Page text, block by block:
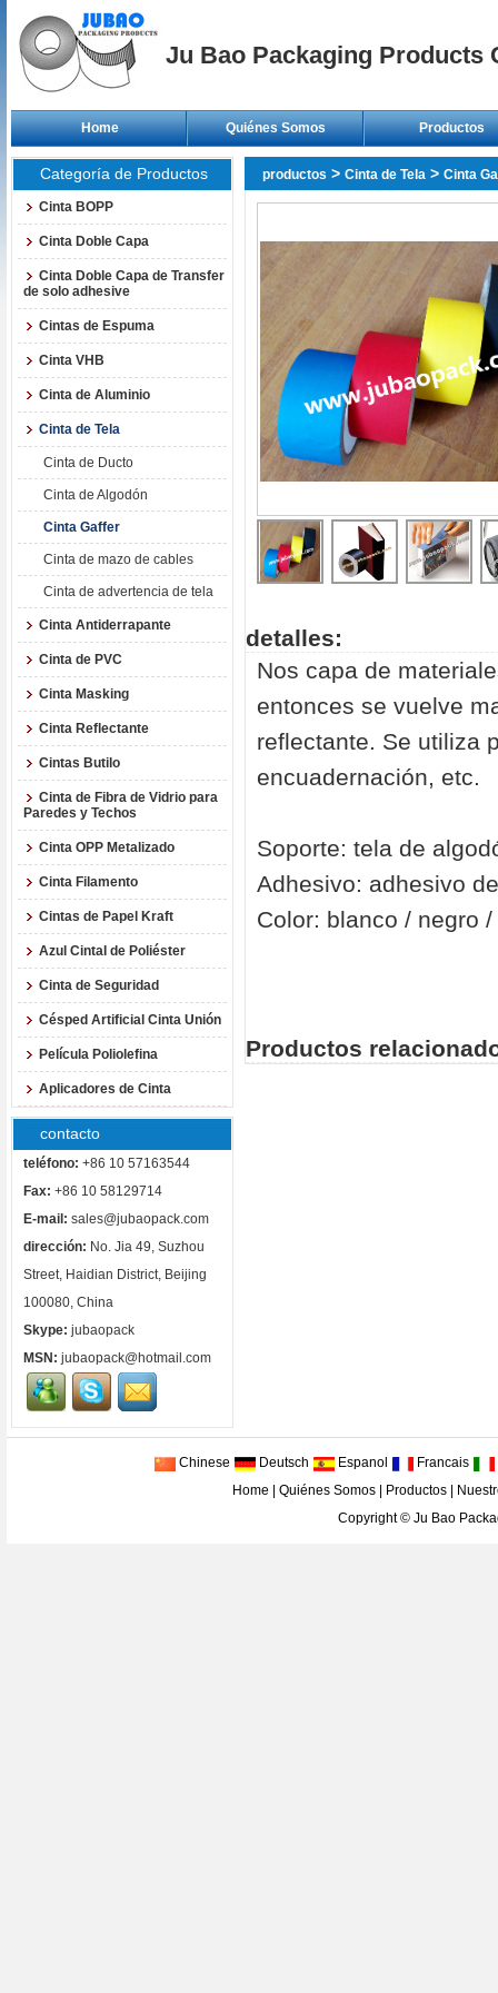
Ju Bao Packaging Products
Home Quiénes Somos Productos
Categoría de Productos
Cinta BOPP
Cinta Doble Capa
Cinta Doble Capa de Transfer
de solo adhesive
Cintas de Espuma
Cinta VHB
Cinta de Aluminio
Cinta de Tela
Cinta de Ducto
Cinta de Algodón
Cinta Gaffer
Cinta de mazo de cables
Cinta de advertencia de tela
Cinta Antiderrapante
Cinta de PVC
Cinta Masking
Cinta Reflectante
Cintas Butilo
Cinta de Fibra de Vidrio para
Paredes y Techos
Cinta OPP Metalizado
Cinta Filamento
Cintas de Papel Kraft
Azul CintaI de Poliéster
Cinta de Seguridad
Césped Artificial Cinta Unión
Película Poliolefina
Aplicadores de Cinta
contacto
teléfono: +86 10 57163544
Fax: +86 10 58129714
E-mail: sales@jubaopack.com
dirección: No. Jia 49, Suzhou
Street, Haidian District, Beijing
100080, China
Skype: jubaopack
MSN: jubaopack@hotmail.com
productos > Cinta de Tela > Cinta
detalles:
Nos capa de
entonces se vuelve
reflectante. Se utiliza
encuadernación, etc.
Soporte: tela de
Adhesivo: adhesivo
Color: blanco / negro
Productos
Chinese Deutsch Espanol Francais
Home
Quiénes Somos Productos
Copyright © Ju Bao